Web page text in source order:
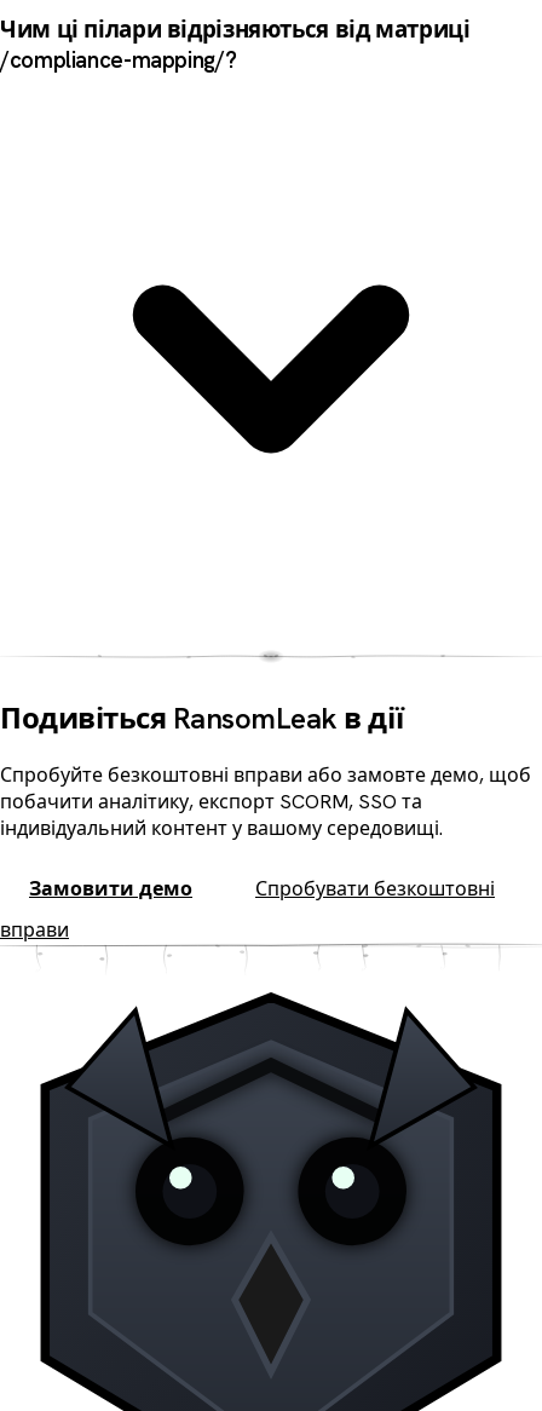
Чим ці пілари відрізняються від матриці
/compliance-mapping/?
Подивіться RansomLeak в дії
Спробуйте безкоштовні вправи або замовте демо, щоб
побачити аналітику, експорт SCORM, SSO та
індивідуальний контент у вашому середовищі.
Замовити демо
Спробувати безкоштовні
вправи